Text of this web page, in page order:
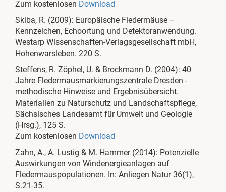
Zum kostenlosen Download
Skiba, R. (2009): Europäische Fledermäuse –
Kennzeichen, Echoortung und Detektoranwendung.
Westarp Wissenschaften-Verlagsgesellschaft mbH,
Hohenwarsleben. 220 S.
Steffens, R. Zöphel, U. & Brockmann D. (2004): 40
Jahre Fledermausmarkierungszentrale Dresden -
methodische Hinweise und Ergebnisübersicht.
Materialien zu Naturschutz und Landschaftspflege,
Sächsisches Landesamt für Umwelt und Geologie
(Hrsg.), 125 S.
Zum kostenlosen Download
Zahn, A., A. Lustig & M. Hammer (2014): Potenzielle
Auswirkungen von Windenergieanlagen auf
Fledermauspopulationen. In: Anliegen Natur 36(1),
S.21-35.